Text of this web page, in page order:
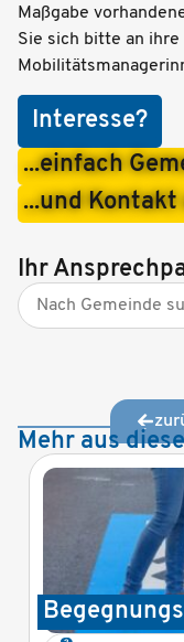
Maßgabe
Sie sich bitte an
Interesse?
...einfach
...und
Ihr
Mehr aus